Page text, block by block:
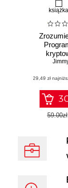
książka
(29,49 zł
59.00zł